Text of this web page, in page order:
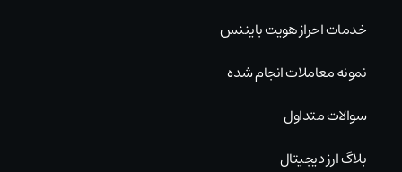
خدمات احراز هویت بایننس
نمونه معاملات انجام شده
سوالات متداول
بلاگ ارز دیجیتال